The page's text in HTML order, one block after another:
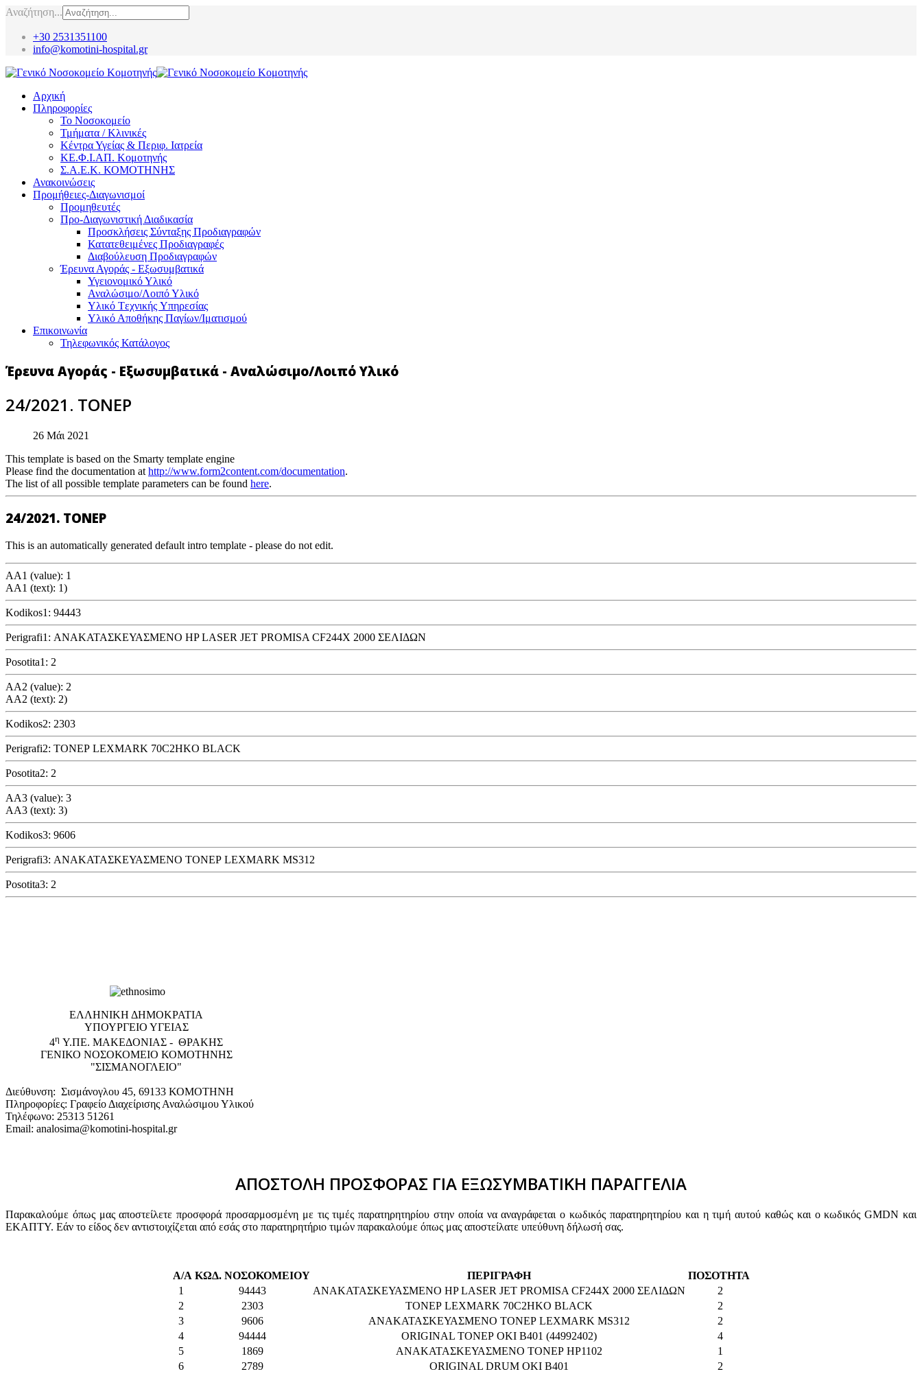
Αναζήτηση...
+30 2531351100
info@komotini-hospital.gr
Αρχική
Πληροφορίες
Το Νοσοκομείο
Τμήματα / Κλινικές
Κέντρα Υγείας & Περιφ. Ιατρεία
ΚΕ.Φ.Ι.ΑΠ. Κομοτηνής
Σ.Α.Ε.Κ. ΚΟΜΟΤΗΝΗΣ
Ανακοινώσεις
Προμήθειες-Διαγωνισμοί
Προμηθευτές
Προ-Διαγωνιστική Διαδικασία
Προσκλήσεις Σύνταξης Προδιαγραφών
Κατατεθειμένες Προδιαγραφές
Διαβούλευση Προδιαγραφών
Έρευνα Αγοράς - Εξωσυμβατικά
Υγειονομικό Υλικό
Αναλώσιμο/Λοιπό Υλικό
Υλικό Tεχνικής Yπηρεσίας
Υλικό Αποθήκης Παγίων/Ιματισμού
Επικοινωνία
Τηλεφωνικός Κατάλογος
Έρευνα Αγοράς - Εξωσυμβατικά - Αναλώσιμο/Λοιπό Υλικό
24/2021. ΤΟΝΕΡ
26 Μάι 2021
This template is based on the Smarty template engine
Please find the documentation at http://www.form2content.com/documentation.
The list of all possible template parameters can be found here.
24/2021. ΤΟΝΕΡ
This is an automatically generated default intro template - please do not edit.
AA1 (value): 1
AA1 (text): 1)
Kodikos1: 94443
Perigrafi1: ΑΝΑΚΑΤΑΣΚΕΥΑΣΜΕΝΟ HP LASER JET PROMISA CF244X 2000 ΣΕΛΙΔΩΝ
Posotita1: 2
AA2 (value): 2
AA2 (text): 2)
Kodikos2: 2303
Perigrafi2: ΤΟΝΕΡ LEXMARK 70C2HKO BLACK
Posotita2: 2
AA3 (value): 3
AA3 (text): 3)
Kodikos3: 9606
Perigrafi3: ΑΝΑΚΑΤΑΣΚΕΥΑΣΜΕΝΟ ΤΟΝΕΡ LEXMARK MS312
Posotita3: 2
EΛΛΗΝΙΚΗ ΔΗΜΟΚΡΑΤΙΑ
ΥΠΟΥΡΓΕΙΟ ΥΓΕΙΑΣ
4η Υ.ΠΕ. ΜΑΚΕΔΟΝΙΑΣ - ΘΡΑΚΗΣ
ΓΕΝΙΚΟ NΟΣΟΚΟΜΕΙΟ ΚΟΜΟΤΗΝΗΣ
"ΣΙΣΜΑΝΟΓΛΕΙΟ"
Διεύθυνση: Σισμάνογλου 45, 69133 ΚΟΜΟΤΗΝΗ
Πληροφορίες: Γραφείο Διαχείρισης Αναλώσιμου Υλικού
Τηλέφωνο: 25313 51261
Email: analosima@komotini-hospital.gr
ΑΠΟΣΤΟΛΗ ΠΡΟΣΦΟΡΑΣ ΓΙΑ ΕΞΩΣΥΜΒΑΤΙΚΗ ΠΑΡΑΓΓΕΛΙΑ
Παρακαλούμε όπως μας αποστείλετε προσφορά προσαρμοσμένη με τις τιμές παρατηρητηρίου στην οποία να αναγράφεται ο κωδικός παρατηρητηρίου και η τιμή αυτού καθώς και ο κωδικός GMDN και
ΕΚΑΠΤΥ. Εάν το είδος δεν αντιστοιχίζεται από εσάς στο παρατηρητήριο τιμών παρακαλούμε όπως μας αποστείλατε υπεύθυνη δήλωσή σας.
Α/Α ΚΩΔ. ΝΟΣΟΚΟΜΕΙΟΥ ΠΕΡΙΓΡΑΦΗ
ΠΟΣΟΤΗΤΑ
1
94443 ΑΝΑΚΑΤΑΣΚΕΥΑΣΜΕΝΟ HP LASER JET PROMISA CF244X 2000 ΣΕΛΙΔΩΝ
2
2
2303 ΤΟΝΕΡ LEXMARK 70C2HKO BLACK
2
3
9606 ΑΝΑΚΑΤΑΣΚΕΥΑΣΜΕΝΟ ΤΟΝΕΡ LEXMARK MS312
2
4
94444 ORIGINAL ΤΟΝΕΡ OKI B401 (44992402)
4
5
1869 ΑΝΑΚΑΤΑΣΚΕΥΑΣΜΕΝΟ ΤΟΝΕΡ HP1102
1
6
2789 ORIGINAL DRUM OKI B401 2